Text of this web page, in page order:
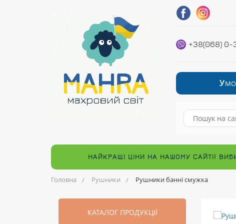
+38(068) 0-
У
НАЙКРАЩІ ЦІНИ НА НАШОМУ САЙТІ!
Головна Рушники Рушники банні смужка
КАТАЛОГ ПРОДУКЦІЇ